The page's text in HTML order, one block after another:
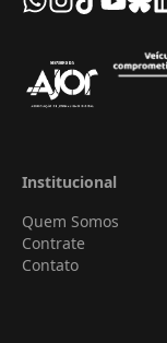
Institucional
Quem Somos
Contrate
Contato